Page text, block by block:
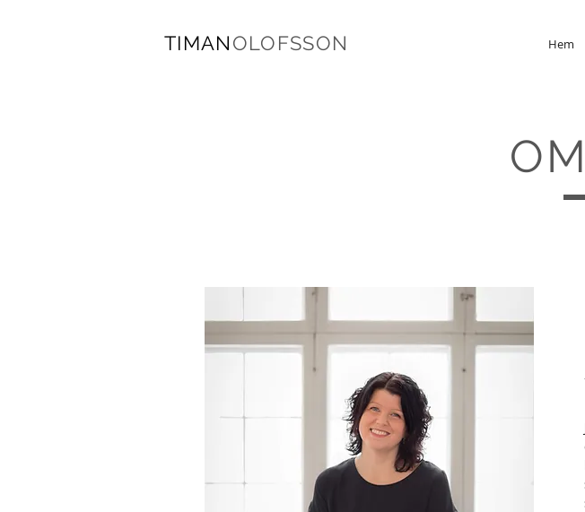
TIMANOLOFSSON Hem